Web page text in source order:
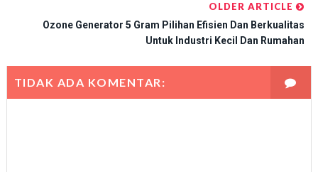
OLDER ARTICLE
Ozone Generator 5 Gram Pilihan Efisien Dan Berkualitas
Untuk Industri Kecil Dan Rumahan
TIDAK ADA KOMENTAR: